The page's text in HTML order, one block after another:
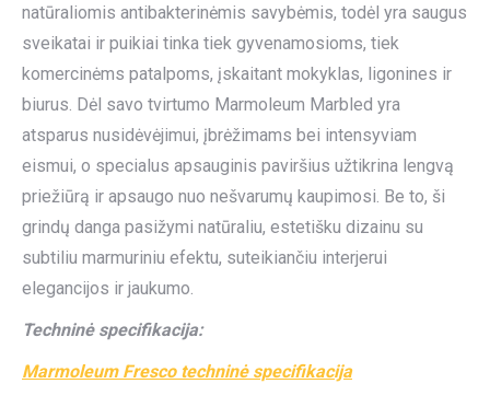
natūraliomis antibakterinėmis savybėmis, todėl yra saugus
sveikatai ir puikiai tinka tiek gyvenamosioms, tiek
komercinėms patalpoms, įskaitant mokyklas, ligonines ir
biurus. Dėl savo tvirtumo Marmoleum Marbled yra
atsparus nusidėvėjimui, įbrėžimams bei intensyviam
eismui, o specialus apsauginis paviršius užtikrina lengvą
priežiūrą ir apsaugo nuo nešvarumų kaupimosi. Be to, ši
grindų danga pasižymi natūraliu, estetišku dizainu su
subtiliu marmuriniu efektu, suteikiančiu interjerui
elegancijos ir jaukumo.
Techninė specifikacija:
Marmoleum Fresco techninė specifikacija